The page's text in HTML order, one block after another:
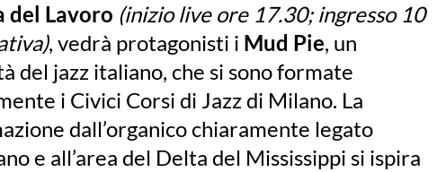
del Lavoro (inizio live ore 17.30; ingresso 10
, vedrà protagonisti i Mud Pie, un
del jazz italiano, che si sono formate
i Civici Corsi di Jazz di Milano. La
dall’organico chiaramente legato
e all’area del Delta del Mississippi si ispira